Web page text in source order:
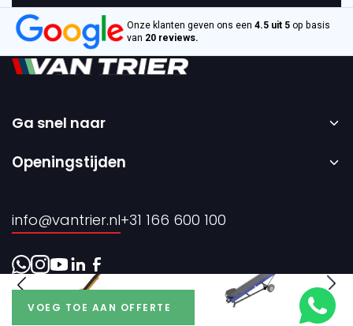
VOEG TOE AAN OFFERTE
Onze klanten geven ons een 4.5 uit 5 op basis
van 20 reviews.
Ga snel naar
Home
Verhuur
Over ons
Contact
Openingstijden
info@vantrier.nl+31 166 600 100